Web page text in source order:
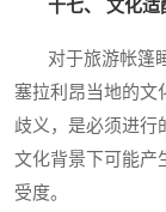
十七、 文化适
对于旅游帐篷睡
塞拉利昂当地的文
歧义，是必须进行
文化背景下可能产
受度。